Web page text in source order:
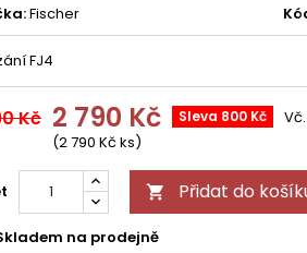
Fischer
FJ4
Kč 2 790 Kč Sleva 800 Kč
(2 790 Kč ks)
 Přidat do
na prodejně